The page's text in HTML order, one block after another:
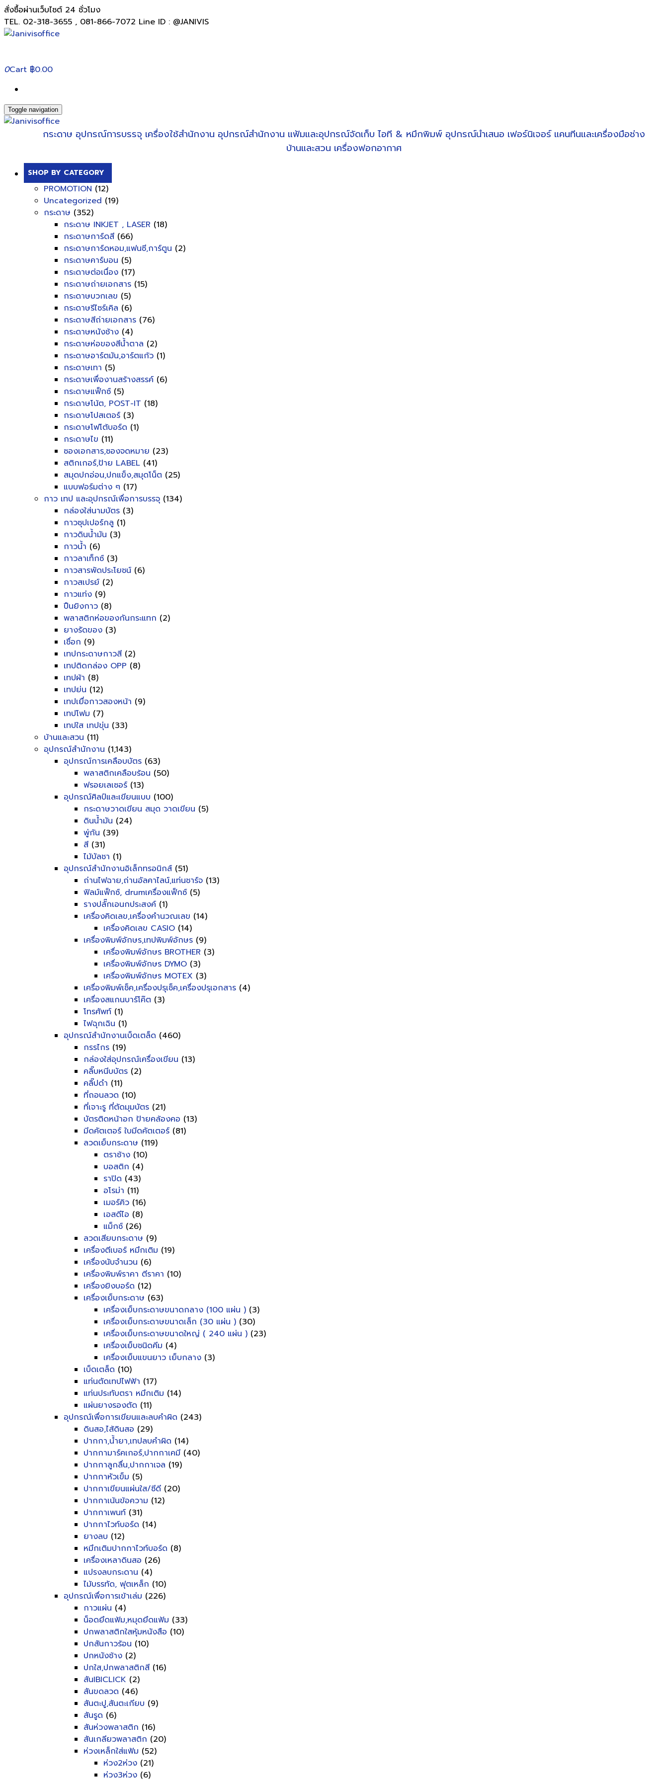
สั่งซื้อผ่านเว็บไซต์ 24 ชั่วโมง
TEL. 02-318-3655 , 081-866-7072 Line ID : @JANIVIS
0Cart ฿0.00
Toggle navigation
กระดาษ อุปกรณ์การบรรจุ เครื่องใช้สำนักงาน อุปกรณ์สำนักงาน แฟ้มและอุปกรณ์จัดเก็บ ไอที & หมึกพิมพ์ อุปกรณ์นำเสนอ เฟอร์นิเจอร์ แคนทีนและเครื่องมือช่าง
บ้านและสวน เครื่องฟอกอากาศ
SHOP BY CATEGORY
PROMOTION (12)
Uncategorized (19)
กระดาษ (352)
กระดาษ INKJET , LASER (18)
กระดาษการ์ดสี (66)
กระดาษการ์ดหอม,แฟนซี,การ์ตูน (2)
กระดาษคาร์บอน (5)
กระดาษต่อเนื่อง (17)
กระดาษถ่ายเอกสาร (15)
กระดาษบวกเลข (5)
กระดาษรีไซร์เคิล (6)
กระดาษสีถ่ายเอกสาร (76)
กระดาษหนังช้าง (4)
กระดาษห่อของสีน้ำตาล (2)
กระดาษอาร์ตมัน,อาร์ตแก้ว (1)
กระดาษเทา (5)
กระดาษเพื่องานสร้างสรรค์ (6)
กระดาษแฟ็กซ์ (5)
กระดาษโน้ต, POST-IT (18)
กระดาษโปสเตอร์ (3)
กระดาษโฟโต้บอร์ด (1)
กระดาษไข (11)
ซองเอกสาร,ซองจดหมาย (23)
สติกเกอร์,ป้าย LABEL (41)
สมุดปกอ่อน,ปกแข็ง,สมุดโน็ต (25)
แบบฟอร์มต่าง ๆ (17)
กาว เทป และอุปกรณ์เพื่อการบรรจุ (134)
กล่องใส่นามบัตร (3)
กาวซุปเปอร์กลู (1)
กาวดินน้ำมัน (3)
กาวน้ำ (6)
กาวลาเท็กซ์ (3)
กาวสารพัดประโยชน์ (6)
กาวสเปรย์ (2)
กาวแท่ง (9)
ปืนยิงกาว (8)
พลาสติกห่อของกันกระแทก (2)
ยางรัดของ (3)
เชื่อก (9)
เทปกระดาษกาวสี (2)
เทปติดกล่อง OPP (8)
เทปผ้า (8)
เทปย่น (12)
เทปเยื่อกาวสองหน้า (9)
เทปโฟม (7)
เทปใส เทปขุ่น (33)
บ้านและสวน (11)
อุปกรณ์สำนักงาน (1,143)
อุปกรณ์การเคลือบบัตร (63)
พลาสติกเคลือบร้อน (50)
ฟรอยเลเซอร์ (13)
อุปกรณ์ศิลป์และเขียนแบบ (100)
กระดาษวาดเขียน สมุด วาดเขียน (5)
ดินน้ำมัน (24)
พู่กัน (39)
สี (31)
ไม้บัลชา (1)
อุปกรณ์สำนักงานอิเล็กทรอนิกส์ (51)
ถ่านไฟฉาย,ถ่านอัลคาไลน์,แท่นชาร์จ (13)
ฟิลม์แฟ็กซ์, drumเครื่องแฟ็กซ์ (5)
รางปลั๊กเอนกประสงค์ (1)
เครื่องคิดเลข,เครื่องคำนวณเลข (14)
เครื่องคิดเลข CASIO (14)
เครื่องพิมพ์อักษร,เทปพิมพ์อักษร (9)
เครื่องพิมพ์อักษร BROTHER (3)
เครื่องพิมพ์อักษร DYMO (3)
เครื่องพิมพ์อักษร MOTEX (3)
เครื่องพิมพ์เช็ค,เครื่องปรุเช็ค,เครื่องปรุเอกสาร (4)
เครื่องสแกนบาร์โค๊ต (3)
โทรศัพท์ (1)
ไฟฉุกเฉิน (1)
อุปกรณ์สำนักงานเบ็ดเตล็ด (460)
กรรไกร (19)
กล่องใส่อุปกรณ์เครื่องเขียน (13)
คลิ๊บหนีบบัตร (2)
คลิ๊ปดำ (11)
ที่ถอนลวด (10)
ที่เจาะรู ที่ตัดมุมบัตร (21)
บัตรติดหน้าอก ป้ายคล้องคอ (13)
มีดคัตเตอร์ ใบมีดคัตเตอร์ (81)
ลวดเย็บกระดาษ (119)
ตราช้าง (10)
บอสติก (4)
ราปิด (43)
อโรม่า (11)
เมอร์คิว (16)
เอสดีไอ (8)
แม็กซ์ (26)
ลวดเสียบกระดาษ (9)
เครื่องตีเบอร์ หมึกเติม (19)
เครื่องนับจำนวน (6)
เครื่องพิมพ์ราคา ตีราคา (10)
เครื่องยิงบอร์ด (12)
เครื่องเย็บกระดาษ (63)
เครื่องเย็บกระดาษขนาดกลาง (100 แผ่น ) (3)
เครื่องเย็บกระดาษขนาดเล็ก (30 แผ่น ) (30)
เครื่องเย็บกระดาษขนาดใหญ่ ( 240 แผ่น ) (23)
เครื่องเย็บชนิดคีม (4)
เครื่องเย็บแขนยาว เย็บกลาง (3)
เบ็ดเตล็ด (10)
แท่นตัดเทปไฟฟ้า (17)
แท่นประทับตรา หมึกเติม (14)
แผ่นยางรองตัด (11)
อุปกรณ์เพื่อการเขียนและลบคำผิด (243)
ดินสอ,ไส้ดินสอ (29)
ปากกา,น้ำยา,เทปลบคำผิด (14)
ปากกามาร์คเกอร์,ปากกาเคมี (40)
ปากกาลูกลื่น,ปากกาเจล (19)
ปากกาหัวเข็ม (5)
ปากกาเขียนแผ่นใส/ซีดี (20)
ปากกาเน้นข้อความ (12)
ปากกาเพนท์ (31)
ปากกาไวท์บอร์ด (14)
ยางลบ (12)
หมึกเติมปากกาไวท์บอร์ด (8)
เครื่องเหลาดินสอ (26)
แปรงลบกระดาน (4)
ไม้บรรทัด, ฟุตเหล็ก (10)
อุปกรณ์เพื่อการเข้าเล่ม (226)
กาวแผ่น (4)
น็อดยึดแฟ้ม,หมุดยึดแฟ้ม (33)
ปกพลาสติกใสหุ้มหนังสือ (10)
ปกสันกาวร้อน (10)
ปกหนังช้าง (2)
ปกใส,ปกพลาสติกสี (16)
สันIBICLICK (2)
สันขดลวด (46)
สันตะปู,สันตะเกียบ (9)
สันรูด (6)
สันห่วงพลาสติก (16)
สันเกลียวพลาสติก (20)
ห่วงเหล็กใส่แฟ้ม (52)
ห่วง2ห่วง (21)
ห่วง3ห่วง (6)